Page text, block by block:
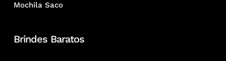
Mochila Saco
Brindes Baratos